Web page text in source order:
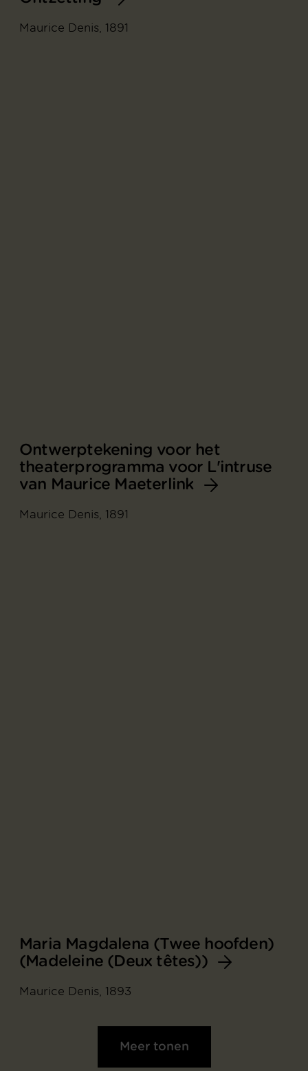
Maurice Denis, 1891
Ontwerptekening voor het
theaterprogramma voor L'intruse
van Maurice Maeterlink
Maurice Denis, 1891
Maria Magdalena (Twee hoofden)
(Madeleine (Deux têtes))
Maurice Denis, 1893
Meer tonen